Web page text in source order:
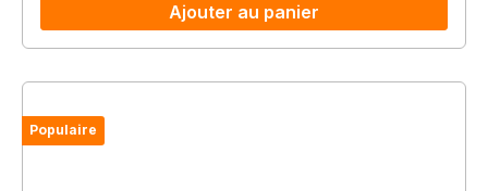
Ajouter au panier
Populaire